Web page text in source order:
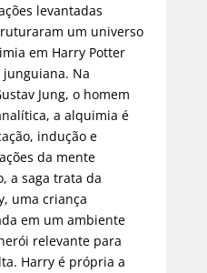
levantadas
um universo
em Harry Potter
Na
Jung, o homem
a alquimia é
indução e
da mente
a saga trata da
uma criança
em um ambiente
relevante para
Harry é própria a